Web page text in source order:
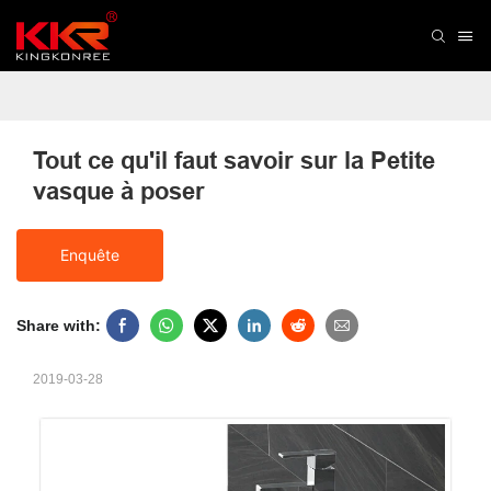
Tout ce qu'il faut savoir sur la Petite
vasque à poser
Enquête
Share with:
2019-03-28